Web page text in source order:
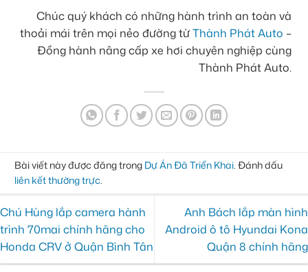
Chúc quý khách có những hành trình an toàn và
thoải mái trên mọi nẻo đường từThành Phát Auto –
Đồng hành nâng cấp xe hơi chuyên nghiệp cùng
Thành Phát Auto.
Bài viết này được đăng trong Dự Án Đã Triển Khai. Đánh dấu
liên kết thường trực.
Chú Hùng lắp camera hành
trình 70mai chính hãng cho
Honda CRV ở Quận Bình Tân
Anh Bách lắp màn hình
Android ô tô Hyundai Kona
Quận 8 chính hãng